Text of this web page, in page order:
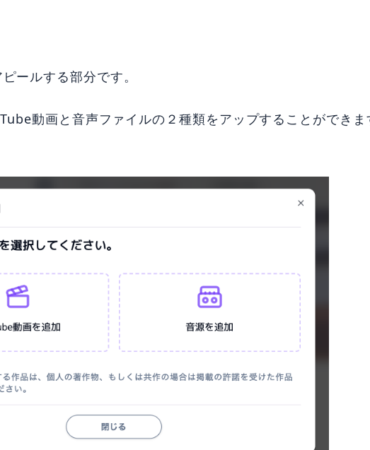
ールする部分です。
動画と音声ファイルの２種類をアップすることができま